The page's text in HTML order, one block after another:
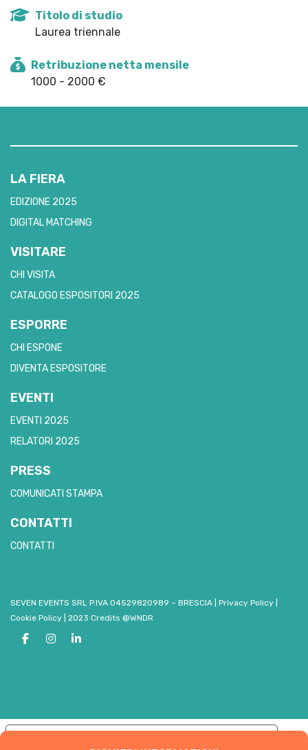
Titolo di studio
Laurea triennale
Retribuzione netta mensile
1000 - 2000 €
LA FIERA
EDIZIONE 2025
DIGITAL MATCHING
VISITARE
CHI VISITA
CATALOGO ESPOSITORI 2025
ESPORRE
CHI ESPONE
DIVENTA ESPOSITORE
EVENTI
EVENTI 2025
RELATORI 2025
PRESS
COMUNICATI STAMPA
CONTATTI
CONTATTI
SEVEN EVENTS SRL P.IVA 04529820989 – BRESCIA Privacy Policy
Cookie Policy
2023 Credits @WNDR